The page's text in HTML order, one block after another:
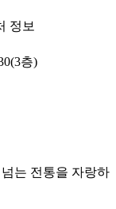
정보
층)
는 전통을 자랑하